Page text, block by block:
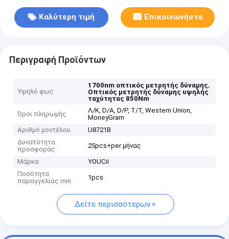
Καλύτερη τιμή Επικοινωνήστε
Περιγραφή Προϊόντων
Υψηλό φως
1700nm οπτικός μετρητής δύναμης,
Οπτικός μετρητής δύναμης υψηλής
ταχύτητας 850Nm
Όροι πληρωμής
Λ/Κ, D/A, D/P, T/T, Western Union,
MoneyGram
Αριθμό μοντέλου
U8721B
Δυνατότητα
προσφοράς
25pcs+per μήνας
Μάρκα
YOUCii
Ποσότητα
παραγγελίας min
1pcs
Δείτε περισσότερων